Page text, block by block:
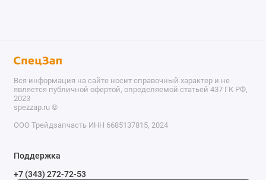
Вся информация на сайте носит справочный характер и не
является публичной офертой, определяемой статьей 437 ГК РФ,
2023
spezzap.ru ©️
ООО Трейдзапчасть ИНН 6685137815, 2024
Поддержка
+7 (343) 272-72-53